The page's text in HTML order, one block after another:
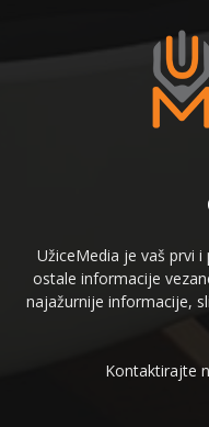
UžiceMedia je vaš prvi
ostale informacije
najažurnije informacije,
Kontaktirajte